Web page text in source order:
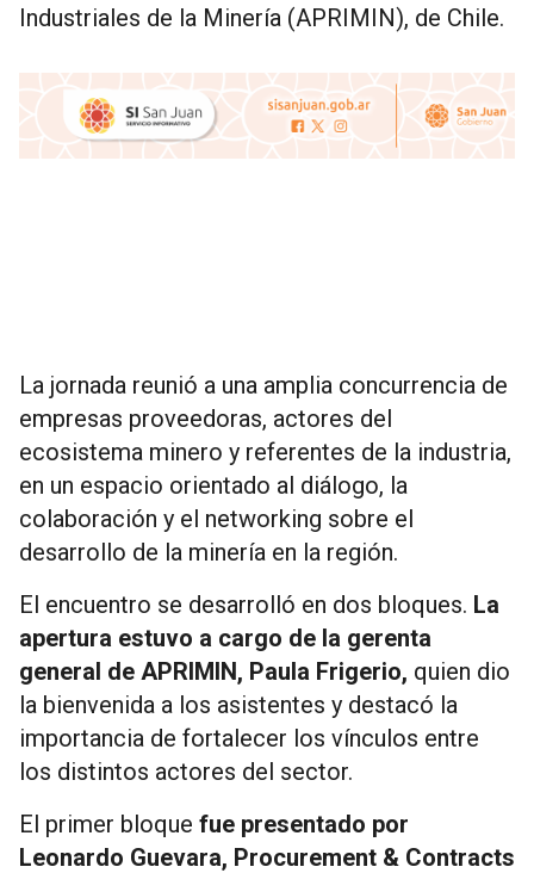
Industriales de la Minería (APRIMIN), de Chile.
La jornada reunió a una amplia concurrencia de
empresas proveedoras, actores del
ecosistema minero y referentes de la industria,
en un espacio orientado al diálogo, la
colaboración y el networking sobre el
desarrollo de la minería en la región.
El encuentro se desarrolló en dos bloques. La
apertura estuvo a cargo de la gerenta
general de APRIMIN, Paula Frigerio, quien dio
la bienvenida a los asistentes y destacó la
importancia de fortalecer los vínculos entre
los distintos actores del sector.
El primer bloque fue presentado por
Leonardo Guevara, Procurement & Contracts